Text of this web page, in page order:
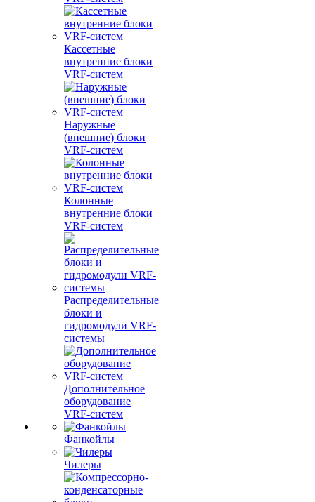
Кассетные
внутренние блоки
VRF-систем
Наружные
(внешние) блоки
VRF-систем
Колонные
внутренние блоки
VRF-систем
Распределительные
блоки и
гидромодули VRF-
системы
Дополнительное
оборудование
VRF-систем
Фанкойлы
Чилеры